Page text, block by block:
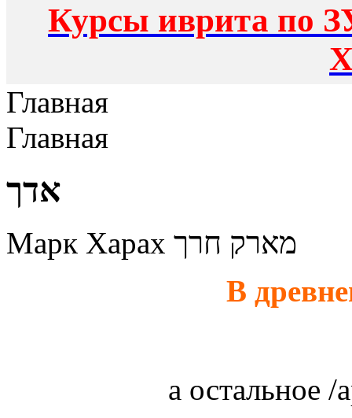
Курсы иврита по
Главная
Главная
אדך
Марк Харах מארק חרך
В
а остальное